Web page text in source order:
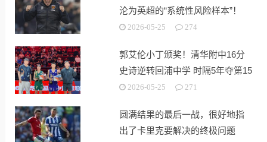
沦为英超的“系统性风险样本”！
2026-05-25 274
郭艾伦小丁颁奖！清华附中16分
史诗逆转回浦中学 时隔5年夺第15
冠2026-05-25 271
圆满结果的最后一战，很好地指
出了卡里克要解决的终极问题